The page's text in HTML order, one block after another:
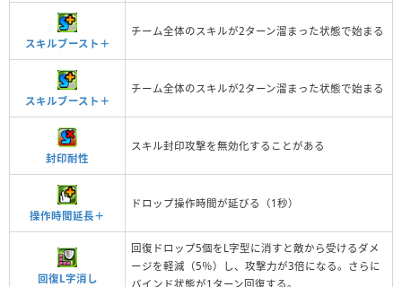
スキルブースト＋
チーム全体のスキルが2ターン溜まった状態で始まる
スキルブースト＋
チーム全体のスキルが2ターン溜まった状態で始まる
封印耐性
スキル封印攻撃を無効化することがある
操作時間延長＋
ドロップ操作時間が延びる（1秒）
回復L字消し
回復ドロップ5個をL字型に消すと敵から受けるダメ
ージを軽減（5％）し、攻撃力が3倍になる。さらに
バインド状態が1ターン回復する。